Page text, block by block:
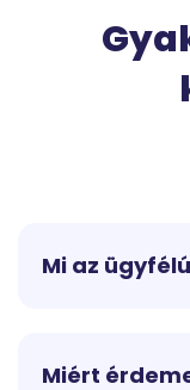
Mi az
teljes
Miért